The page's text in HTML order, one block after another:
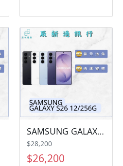
邊付款， 月付超輕鬆！
【商品名稱】SAMSUNG
GALAXY S26+ 【容量】
12/256G ‼️ 購買手機注意
事項 ‼️ • 有任何問題都歡
迎洽群官方LINE：
@kjg6280d • 七日鑑賞期
速向我們告知並且協助處
理 • 全新品為原廠保固一
年，中古機店家保固15天
• 店家擁有隨時修改、變
更、暫停活動之權利 下單
前請先私訊和加LINE來幫
您安排快速審核及回報審
SAMSUNG GALAXY S26 12/256G 有額度快速過件 🎯 想換新機？現在就是最佳時機！現貨當天審件當天過件即可以馬上寄出
$28,200
$26,200